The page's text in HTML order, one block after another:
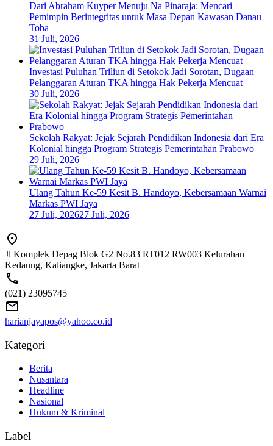
Dari Abraham Kuyper Menuju Na Pinaraja: Mencari
Pemimpin Berintegritas untuk Masa Depan Kawasan Danau
Toba
31 Juli, 2026
Investasi Puluhan Triliun di Setokok Jadi Sorotan, Dugaan
Pelanggaran Aturan TKA hingga Hak Pekerja Mencuat
30 Juli, 2026
Sekolah Rakyat: Jejak Sejarah Pendidikan Indonesia dari Era
Kolonial hingga Program Strategis Pemerintahan Prabowo
29 Juli, 2026
Ulang Tahun Ke-59 Kesit B. Handoyo, Kebersamaan Warnai
Markas PWI Jaya
27 Juli, 202627 Juli, 2026
Jl Komplek Depag Blok G2 No.83 RT012 RW003 Kelurahan
Kedaung, Kaliangke, Jakarta Barat
(021) 23095745
harianjayapos@yahoo.co.id
Kategori
Berita
Nusantara
Headline
Nasional
Hukum & Kriminal
Label